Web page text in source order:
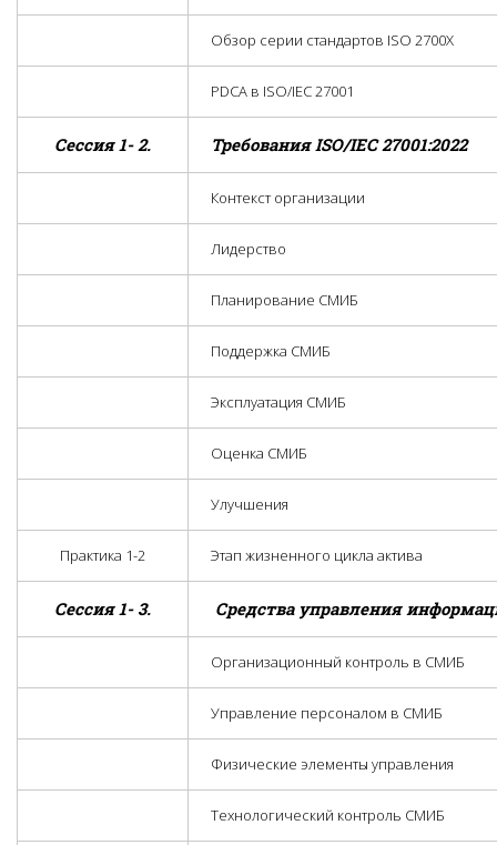
Обзор серии стандартов ISO 2700Х
PDCA в ISO/IEC 27001
Сессия 1- 2. Требования ISO/IEC 27001:2022
Контекст организации
Лидерство
Планирование СМИБ
Поддержка СМИБ
Эксплуатация СМИБ
Оценка СМИБ
Улучшения
Практика 1-2 Этап жизненного цикла актива
Сессия1- 3. Средства управления
Организационный контроль в СМИБ
Управление персоналом в СМИБ
Физические элементы управления
Технологический контроль СМИБ